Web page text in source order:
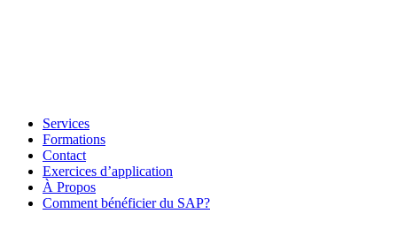
Services
Formations
Contact
Exercices d’application
À Propos
Comment bénéficier du SAP?